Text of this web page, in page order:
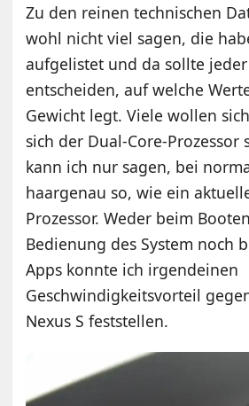
Zu den reinen technischen
wohl nicht viel sagen, die
aufgelistet und da sollte
entscheiden, auf welche
Gewicht legt. Viele wollen
sich der Dual-Core-Prozessor
kann ich nur sagen, bei
haargenau so, wie ein
Prozessor. Weder beim
Bedienung des System noch
Apps konnte ich irgendeinen
Geschwindigkeitsvorteil
Nexus S feststellen.